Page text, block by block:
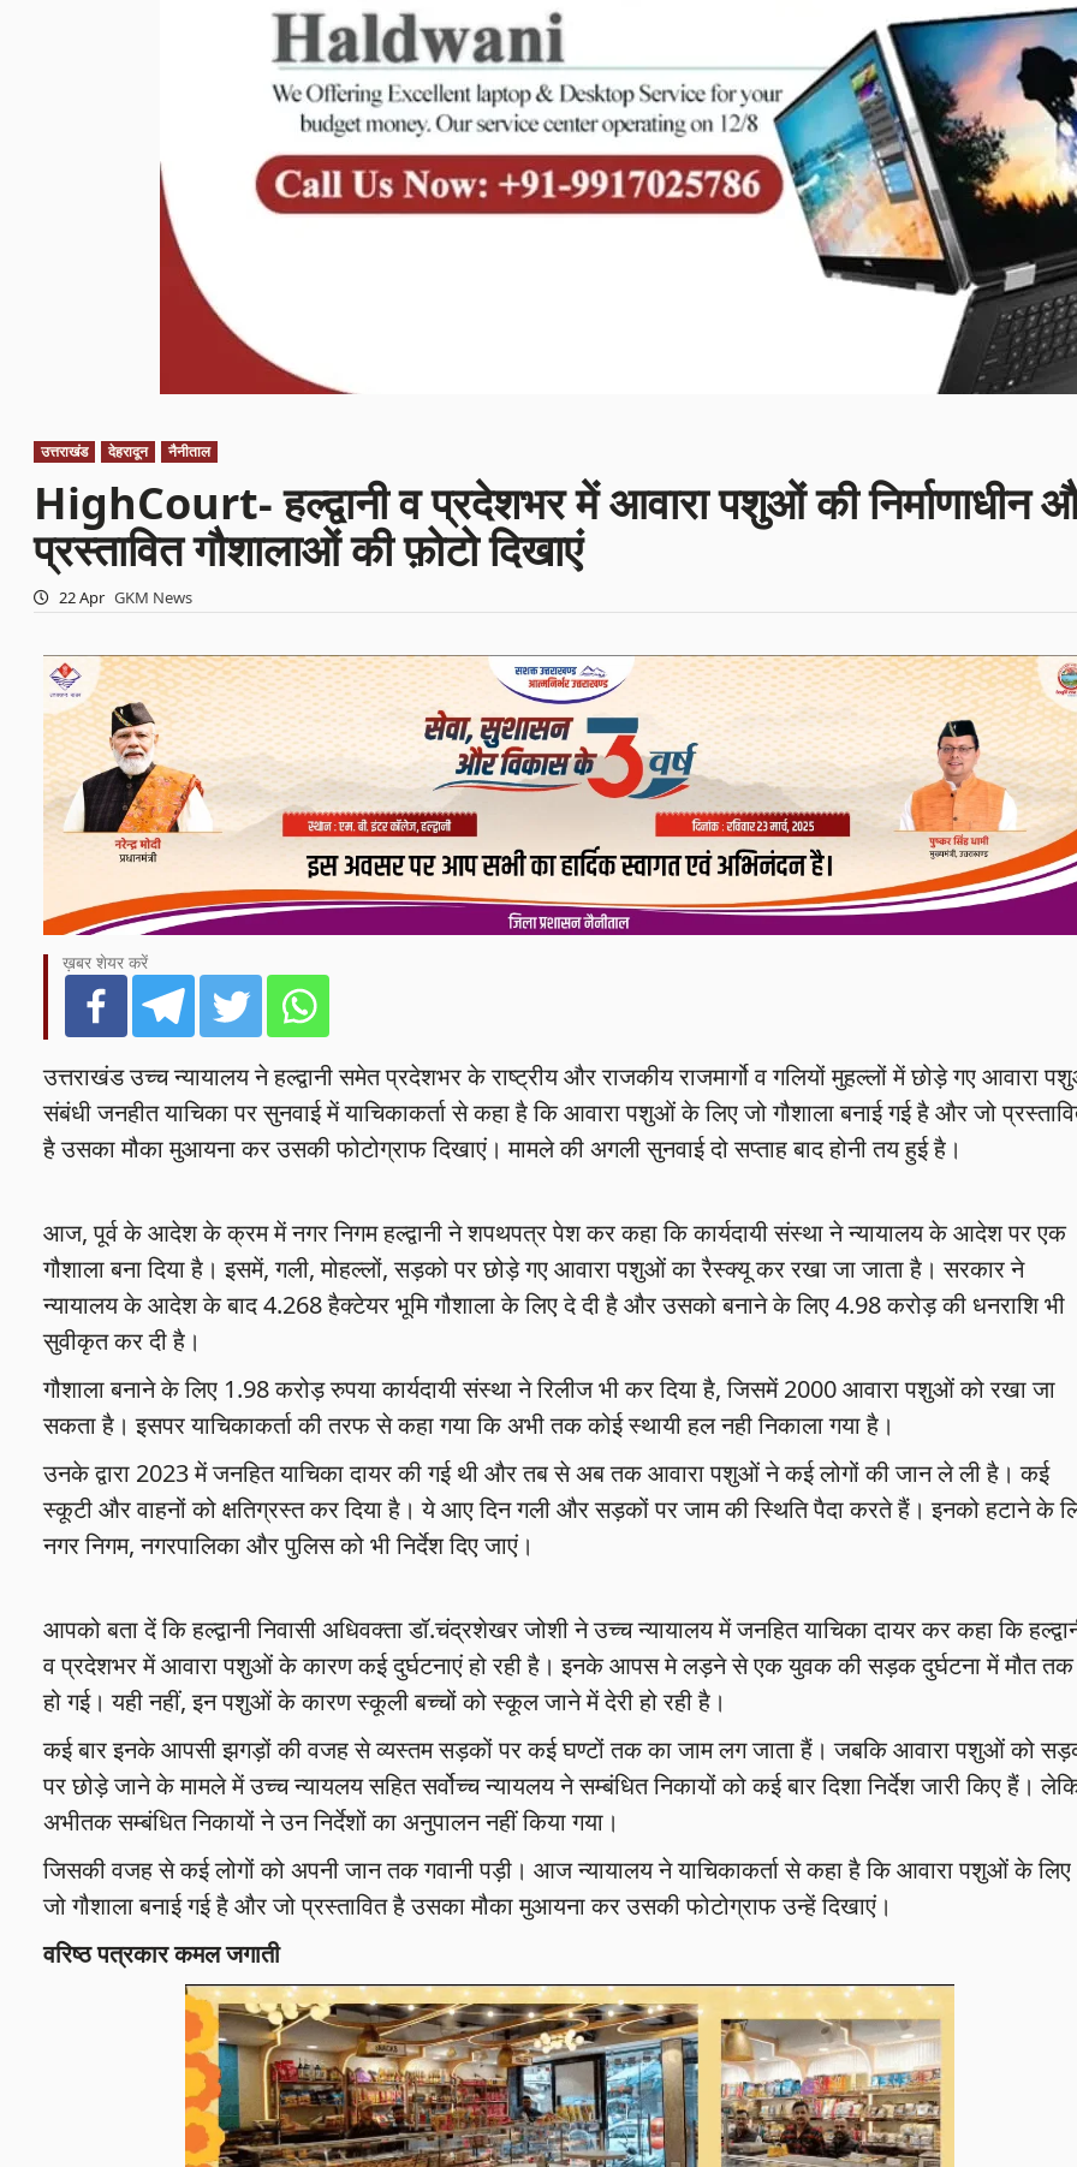
उत्तराखंड देहरादून नैनीताल
HighCourt- हल्द्वानी व प्रदेशभर में आवारा पशुओं की निर्माणाधीन
प्रस्तावित गौशालाओं की फ़ोटो दिखाएं
22 Apr GKM News
ख़बर शेयर करें
उत्तराखंड उच्च न्यायालय ने हल्द्वानी समेत प्रदेशभर के राष्ट्रीय और राजकीय राजमार्गो व गलियों मुहल्लों में छोड़े गए आवारा
संबंधी जनहीत याचिका पर सुनवाई में याचिकाकर्ता से कहा है कि आवारा पशुओं के लिए जो गौशाला बनाई गई है और जो
है उसका मौका मुआयना कर उसकी फोटोग्राफ दिखाएं। मामले की अगली सुनवाई दो सप्ताह बाद होनी तय हुई है।
आज, पूर्व के आदेश के क्रम में नगर निगम हल्द्वानी ने शपथपत्र पेश कर कहा कि कार्यदायी संस्था ने न्यायालय के आदेश पर एक
गौशाला बना दिया है। इसमें, गली, मोहल्लों, सड़को पर छोड़े गए आवारा पशुओं का रैस्क्यू कर रखा जा जाता है। सरकार ने
न्यायालय के आदेश के बाद 4.268 हैक्टेयर भूमि गौशाला के लिए दे दी है और उसको बनाने के लिए 4.98 करोड़ की धनराशि भी
सुवीकृत कर दी है।
गौशाला बनाने के लिए 1.98 करोड़ रुपया कार्यदायी संस्था ने रिलीज भी कर दिया है, जिसमें 2000 आवारा पशुओं को रखा जा
सकता है। इसपर याचिकाकर्ता की तरफ से कहा गया कि अभी तक कोई स्थायी हल नही निकाला गया है।
उनके द्वारा 2023 में जनहित याचिका दायर की गई थी और तब से अब तक आवारा पशुओं ने कई लोगों की जान ले ली है। कई
स्कूटी और वाहनों को क्षतिग्रस्त कर दिया है। ये आए दिन गली और सड़कों पर जाम की स्थिति पैदा करते हैं। इनको हटाने के
नगर निगम, नगरपालिका और पुलिस को भी निर्देश दिए जाएं।
आपको बता दें कि हल्द्वानी निवासी अधिवक्ता डॉ.चंद्रशेखर जोशी ने उच्च न्यायालय में जनहित याचिका दायर कर कहा कि
व प्रदेशभर में आवारा पशुओं के कारण कई दुर्घटनाएं हो रही है। इनके आपस मे लड़ने से एक युवक की सड़क दुर्घटना में मौत तक
हो गई। यही नहीं, इन पशुओं के कारण स्कूली बच्चों को स्कूल जाने में देरी हो रही है।
कई बार इनके आपसी झगड़ों की वजह से व्यस्तम सड़कों पर कई घण्टों तक का जाम लग जाता हैं। जबकि आवारा पशुओं को
पर छोड़े जाने के मामले में उच्च न्यायलय सहित सर्वोच्च न्यायलय ने सम्बंधित निकायों को कई बार दिशा निर्देश जारी किए हैं।
अभीतक सम्बंधित निकायों ने उन निर्देशों का अनुपालन नहीं किया गया।
जिसकी वजह से कई लोगों को अपनी जान तक गवानी पड़ी। आज न्यायालय ने याचिकाकर्ता से कहा है कि आवारा पशुओं के लिए
जो गौशाला बनाई गई है और जो प्रस्तावित है उसका मौका मुआयना कर उसकी फोटोग्राफ उन्हें दिखाएं।
वरिष्ठ पत्रकार कमल जगाती